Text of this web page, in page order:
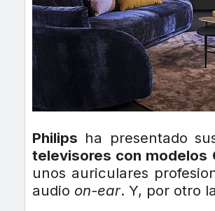
Philips ha presentado
televisores con modelos
unos auriculares
audio on-ear. Y, por otro